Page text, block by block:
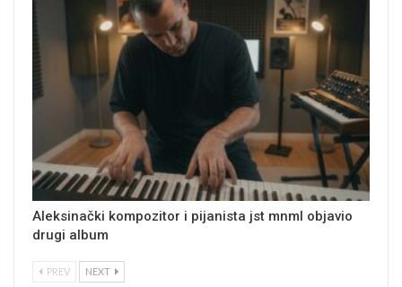
Aleksinački kompozitor i pijanista jst mnml objavio
drugi album
PREV NEXT